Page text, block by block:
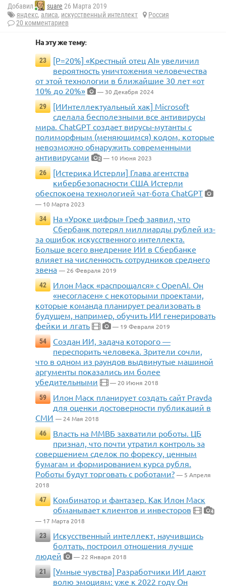
Добавил suare 26 Марта 2019
яндекс, алиса, искусственный интеллект
Россия
20 комментариев
На эту же тему:
23
[P=20%] «Крестный отец AI» увеличил
вероятность уничтожения человечества
от этой технологии в ближайшие 30 лет «от
10% до 20%»
— 30 Декабря 2024
29
[ИИнтеллектуальный хак] Microsoft
сделала бесполезными все антивирусы
мира. ChatGPT создает вирусы-мутанты с
полиморфным (меняющимся) кодом, которые
невозможно обнаружить современными
антивирусами
2 — 10 Июня 2023
26
[Истерика Истерли] Глава агентства
кибербезопасности США Истерли
обеспокоена технологией чат-бота ChatGPT
— 10 Марта 2023
34
На «Уроке цифры» Греф заявил, что
Сбербанк потерял миллиарды рублей из-
за ошибок искусственного интеллекта.
Больше всего внедрение ИИ в Сбербанке
влияет на численность сотрудников среднего
звена — 26 Февраля 2019
42
Илон Маск «распрощался» с OpenAI. Он
«несогласен» с некоторыми проектами,
которые команда планирует реализовать в
будущем, например, обучить ИИ генерировать
фейки и лгать
— 19 Февраля 2019
54
Создан ИИ, задача которого —
переспорить человека. Зрители сочли,
что в одном из раундов выдвинутые машиной
аргументы показались им более
убедительными
— 20 Июня 2018
59
Илон Маск планирует создать сайт Pravda
для оценки достоверности публикаций в
СМИ — 24 Мая 2018
46
Власть на ММВБ захватили роботы. ЦБ
признал, что почти утратил контроль за
совершением сделок по форексу, ценным
бумагам и формированием курса рубля.
Роботы будут торговать с роботами? — 5 Апреля
2018
47
Комбинатор и фантазер. Как Илон Маск
обманывает клиентов и инвесторов
4
— 17 Марта 2018
23
Искусственный интеллект, научившись
болтать, построил отношения лучше
людей
— 22 Января 2018
21
[Умные чувства] Разработчики ИИ дают
волю эмоциям: уже к 2022 году Он